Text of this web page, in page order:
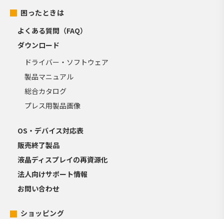
困ったときは
よくある質問（FAQ）
ダウンロード
ドライバー・ソフトウェア
製品マニュアル
総合カタログ
プレス用製品画像
OS・デバイス対応表
販売終了製品
液晶ディスプレイの再資源化
法人向けサポート情報
お問い合わせ
ショッピング